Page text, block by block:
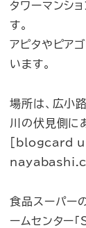
タワーマンシ
す。
アピタやピア
います。
場所は、広小
川の伏見側に
[blogcard
食品スーパー
ームセンター